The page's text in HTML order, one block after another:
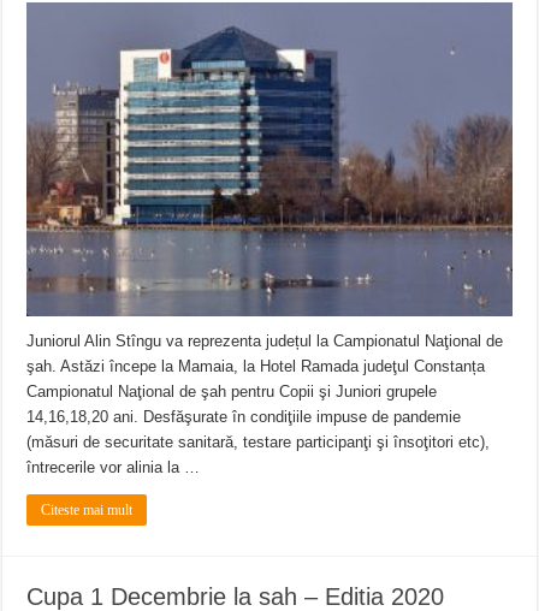
Juniorul Alin Stîngu va reprezenta județul la Campionatul Naţional de
şah. Astăzi începe la Mamaia, la Hotel Ramada judeţul Constanța
Campionatul Naţional de şah pentru Copii şi Juniori grupele
14,16,18,20 ani. Desfăşurate în condiţiile impuse de pandemie
(măsuri de securitate sanitară, testare participanţi şi însoţitori etc),
întrecerile vor alinia la …
Citeste mai mult
Cupa 1 Decembrie la sah – Editia 2020